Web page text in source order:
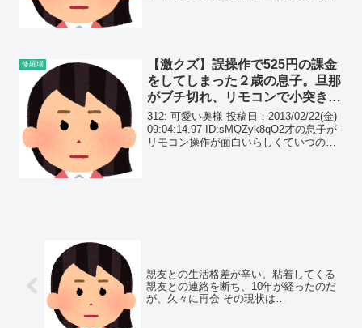
修羅場
【激クズ】誤操作で525円の課金
をしてしまった２歳の息子。旦那
がブチ切れ、リモコンで小突き始
めた…『オレの10日分の食費
を！！』
312: 可愛い奥様 投稿日：2013/02/22(金)
09:04:14.97 ID:sMQZyk8qO2才の息子が
リモコン操作が面白いらしくていつのま
親友との生活格差が辛い。粘着してくる
親友との連絡を断ち、10年が経ったのだ
が、久々に再会 その現状は…